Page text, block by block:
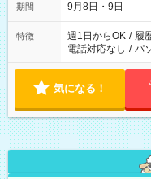
期間 9月8日・9日
特徴 週1日からOK / 履
電話対応なし / パ
気になる！